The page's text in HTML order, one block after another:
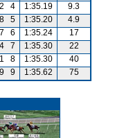
2 4 1:35.19
9.3
8 5 1:35.20
4.9
7 6 1:35.24
17
4 7 1:35.30
22
1 8 1:35.30
40
9 9 1:35.62 75